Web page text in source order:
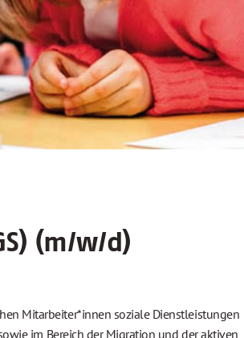
(m/w/d)
Mitarbeiter*innen soziale Dienstleistungen
im Bereich der Migration und der aktiven